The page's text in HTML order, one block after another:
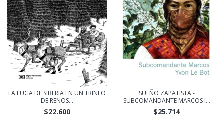
LA FUGA DE SIBERIA EN UN TRINEO
DE RENOS...
$22.600
SUEÑO ZAPATISTA -
SUBCOMANDANTE MARCOS I...
$25.714